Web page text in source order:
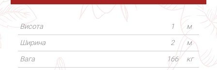
Висота 1
м
Ширина
2
м
Вага
166
кг